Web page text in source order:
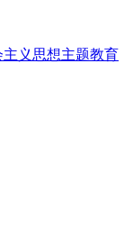
义思想主题教育